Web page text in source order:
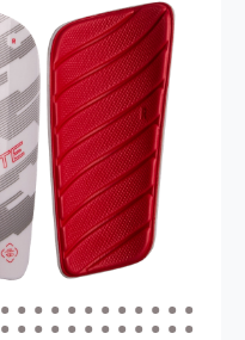
за 6 месяцев
за 6 месяцев
за 6 месяцев -